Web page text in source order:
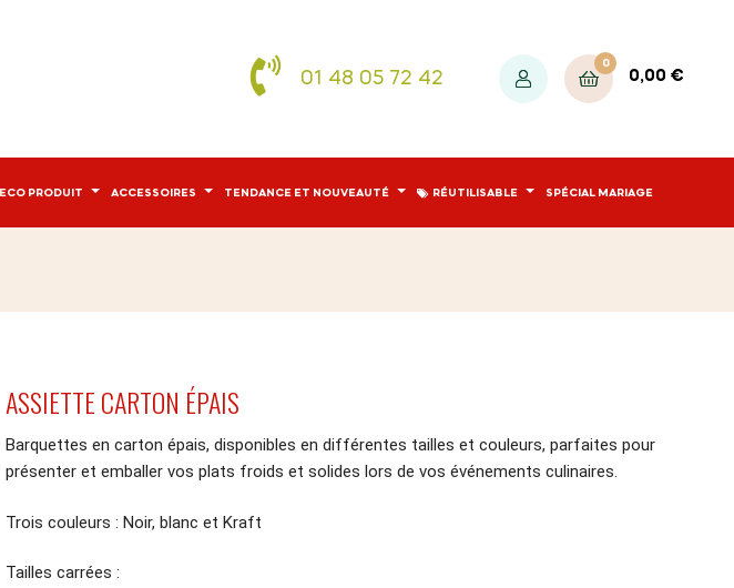
01 48 05 72 42
0
0,00 €
ECO PRODUIT ACCESSOIRES TENDANCE ET NOUVEAUTÉ RÉUTILISABLE SPÉCIAL MARIAGE
ASSIETTE CARTON ÉPAIS
Barquettes en carton épais, disponibles en différentes tailles et couleurs, parfaites pour
présenter et emballer vos plats froids et solides lors de vos événements culinaires.
Trois couleurs : Noir, blanc et Kraft
Tailles carrées :